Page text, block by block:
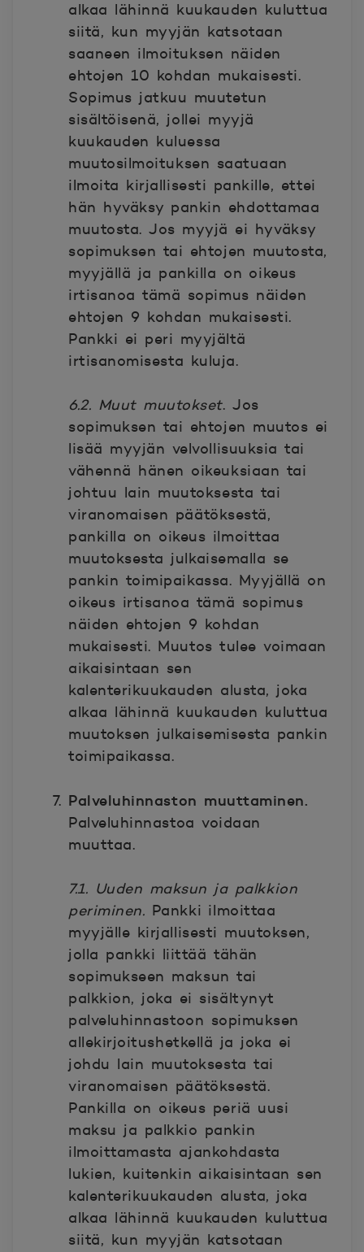
alkaa lähinnä kuukauden kuluttua
siitä, kun myyjän katsotaan
saaneen ilmoituksen näiden
ehtojen 10 kohdan mukaisesti.
Sopimus jatkuu muutetun
sisältöisenä, jollei myyjä
kuukauden kuluessa
muutosilmoituksen saatuaan
ilmoita kirjallisesti pankille, ettei
hän hyväksy pankin ehdottamaa
muutosta. Jos myyjä ei hyväksy
sopimuksen tai ehtojen muutosta,
myyjällä ja pankilla on oikeus
irtisanoa tämä sopimus näiden
ehtojen 9 kohdan mukaisesti.
Pankki ei peri myyjältä
irtisanomisesta kuluja.
6.2. Muut muutokset. Jos
sopimuksen tai ehtojen muutos ei
lisää myyjän velvollisuuksia tai
vähennä hänen oikeuksiaan tai
johtuu lain muutoksesta tai
viranomaisen päätöksestä,
pankilla on oikeus ilmoittaa
muutoksesta julkaisemalla se
pankin toimipaikassa. Myyjällä on
oikeus irtisanoa tämä sopimus
näiden ehtojen 9 kohdan
mukaisesti. Muutos tulee voimaan
aikaisintaan sen
kalenterikuukauden alusta, joka
alkaa lähinnä kuukauden kuluttua
muutoksen julkaisemisesta pankin
toimipaikassa.
Palveluhinnaston muuttaminen.
Palveluhinnastoa voidaan
muuttaa.
7.1. Uuden maksun ja palkkion
periminen. Pankki ilmoittaa
myyjälle kirjallisesti muutoksen,
jolla pankki liittää tähän
sopimukseen maksun tai
palkkion, joka ei sisältynyt
palveluhinnastoon sopimuksen
allekirjoitushetkellä ja joka ei
johdu lain muutoksesta tai
viranomaisen päätöksestä.
Pankilla on oikeus periä uusi
maksu ja palkkio pankin
ilmoittamasta ajankohdasta
lukien, kuitenkin aikaisintaan sen
kalenterikuukauden alusta, joka
alkaa lähinnä kuukauden kuluttua
siitä, kun myyjän katsotaan